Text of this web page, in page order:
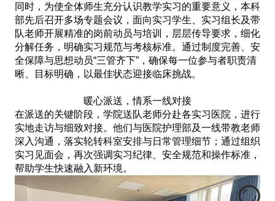
同时，为使全体师生充分认识教学实习的重要意义，本科
部先后召开多场专题会议，面向实习学生、实习组长及带
队老师开展精准的岗前动员与培训，层层传导要求，细化
分解任务，明确实习规范与考核标准。通过制度完善、安
全保障与思想动员“三管齐下”，确保每一位参与者职责清
晰、目标明确，以最佳状态迎接临床挑战。
暖心派送，情系一线对接
在派送的关键阶段，学院送队老师分赴各实习医院，进行
实地走访与细致对接。他们与医院护理部及一线带教老师
深入沟通，落实轮转科室安排与日常管理细节；通过组织
实习见面会，再次强调实习纪律、安全规范和操作标准，
帮助学生快速融入新环境。